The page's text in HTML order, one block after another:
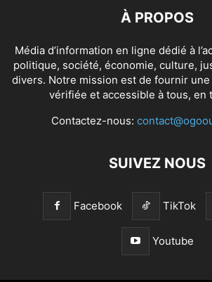
À PROPOS
Média d’information en ligne dédié à
politique, société, économie, culture,
divers. Notre mission est de fournir
vérifiée et accessible à tous, en
Contactez-nous:
SUIVEZ NOUS
Facebook TikTok
Youtube